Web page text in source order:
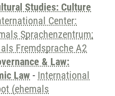
Studies: Culture
Center:
Sprachenzentrum;
Fremdsprache A2
& Law:
Law - International
(ehemals